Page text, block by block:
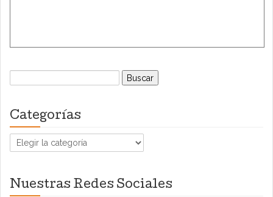
Buscar:
Categorías
Categorías
Nuestras Redes Sociales